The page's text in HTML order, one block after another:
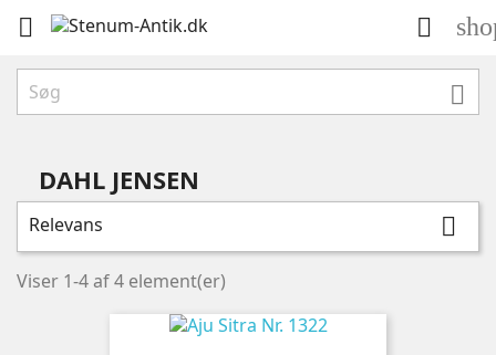
 

DAHL JENSEN
Relevans 
Viser 1-4 af 4 element(er)